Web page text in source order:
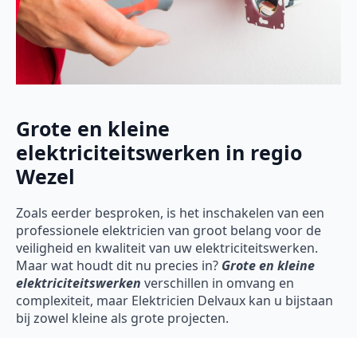
Grote en kleine
elektriciteitswerken in regio
Wezel
Zoals eerder besproken, is het inschakelen van een
professionele elektricien van groot belang voor de
veiligheid en kwaliteit van uw elektriciteitswerken.
Maar wat houdt dit nu precies in? Grote en kleine
elektriciteitswerken verschillen in omvang en
complexiteit, maar Elektricien Delvaux kan u bijstaan
bij zowel kleine als grote projecten.